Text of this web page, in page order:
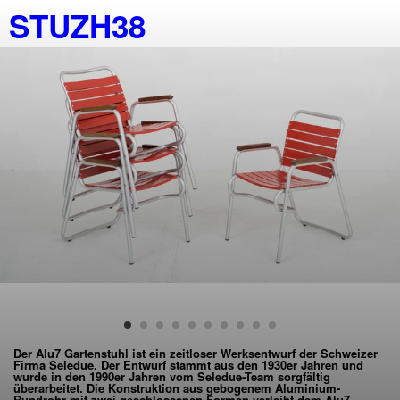
STUZH38
Der Alu7 Gartenstuhl ist ein zeitloser Werksentwurf der Schweizer
Firma Seledue. Der Entwurf stammt aus den 1930er Jahren und
wurde in den 1990er Jahren vom Seledue-Team sorgfältig
überarbeitet. Die Konstruktion aus gebogenem Aluminium-